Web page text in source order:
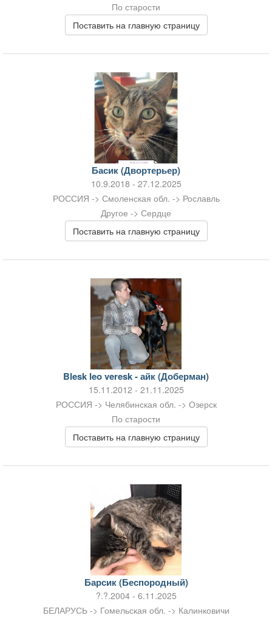
По старости
Поставить на главную страницу
Басик (Двортерьер)
10.9.2018 - 27.12.2025
РОССИЯ -> Смоленская обл. -> Рославль
Другое -> Сердце
Поставить на главную страницу
Blesk leo veresk - айк (Доберман)
15.11.2012 - 21.11.2025
РОССИЯ -> Челябинская обл. -> Озерск
По старости
Поставить на главную страницу
Барсик (Беспородный)
?.?.2004 - 6.11.2025
БЕЛАРУСЬ -> Гомельская обл. -> Калинковичи